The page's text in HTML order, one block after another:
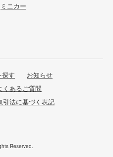
ミニカー
探す
お知らせ
くあるご質問
引法に基づく表記
Reserved.